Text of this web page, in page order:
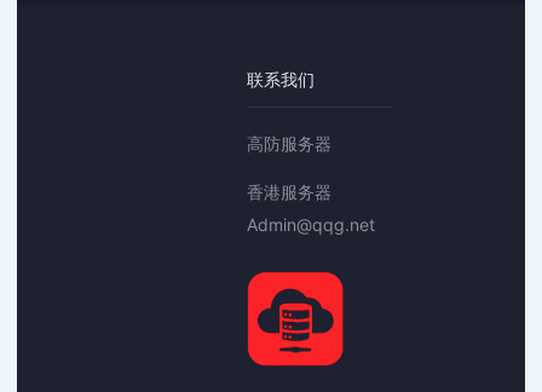
联系我们
高防服务器
香港服务器
Admin@qqg.net